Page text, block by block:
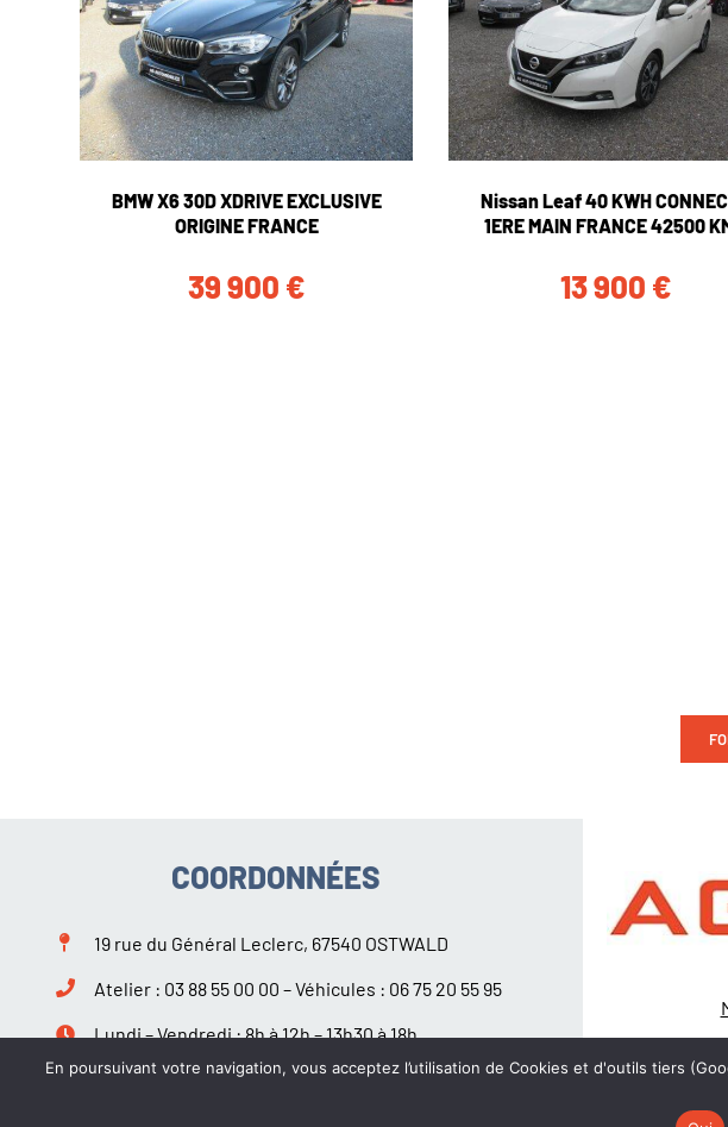
BMW X6 30D XDRIVE EXCLUSIVE
ORIGINE FRANCE
39 900 €
Nissan Leaf 40 KWH
1ERE MAIN FRANCE 42500
13 900 €
COORDONNÉES
19 rue du Général Leclerc, 67540 OSTWALD
Atelier : 03 88 55 00 00 – Véhicules : 06 75 20 55 95
Lundi – Vendredi : 8h à 12h – 13h30 à 18h
Samedi : 9h à 12h – 14h à 18h
©
En poursuivant votre navigation, vous acceptez l’utilisation de Cookies et d'outils tiers